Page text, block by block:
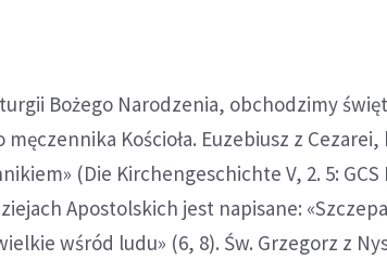
Bożego Narodzenia, obchodzimy
Kościoła. Euzebiusz z
(Die Kirchengeschichte V, 2. 5: GCS
Apostolskich jest napisane:
wśród ludu» (6, 8). Św. Grzegorz z